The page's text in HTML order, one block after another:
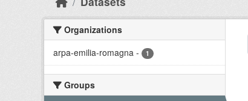
Organizations
arpa-emilia-romagna - 1
Groups